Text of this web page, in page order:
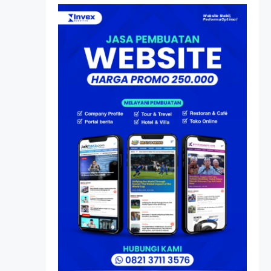
Atas Speedboat-nya, Kini
Ia Menjadi Nakhoda PPU
Artikel
HP Dopod U1000, Laptop
Mini yang Mendahului
Zaman Sebelum Era
iPhone dan Smartphone
Resonansi
Seri 1: Republik Karang
Kedempel, Lahirnya
Politik Non-Blok ke Go-
Blok!
Artikel
Menelusuri Akar Sejarah
Ulang Tahun PPU,
Pertentangan Bulan
Peringatan vs Pengesahan